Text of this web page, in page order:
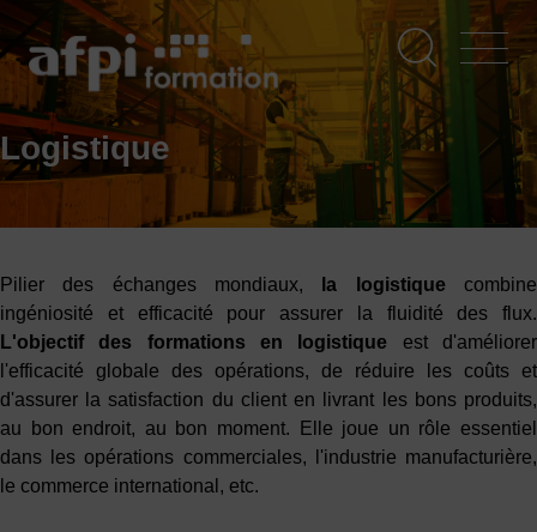
contenu
principal
Logistique
Pilier des échanges mondiaux, la logistique combine
ingéniosité et efficacité pour assurer la fluidité des flux.
L'objectif des formations en logistique est d'améliorer
l'efficacité globale des opérations, de réduire les coûts et
d'assurer la satisfaction du client en livrant les bons produits,
au bon endroit, au bon moment. Elle joue un rôle essentiel
dans les opérations commerciales, l'industrie manufacturière,
le commerce international, etc.